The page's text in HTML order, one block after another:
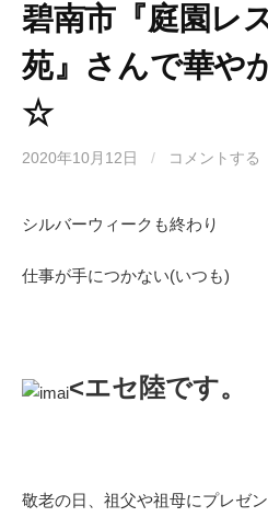
碧南市『庭園レ
苑』さんで華や
☆
2020年10月12日 / コメントする
シルバーウィークも終わり
仕事が手につかない(いつも)
<エセ陸です。
敬老の日、祖父や祖母にプレゼ